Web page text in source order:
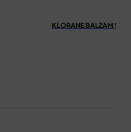
KLORANE BALZAM S